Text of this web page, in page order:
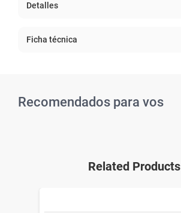
Detalles
Ficha técnica
Recomendados para vos
Related Products